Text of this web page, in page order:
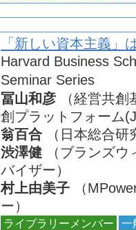
「新しい資本主義」
Harvard Business
Seminar Series
冨山和彦 （経営共
創プラットフォーム
翁百合 （日本総合研
渋澤健 （ブランズ
バイザー）
村上由美子 （
ー）
ライブラリーメンバー 一